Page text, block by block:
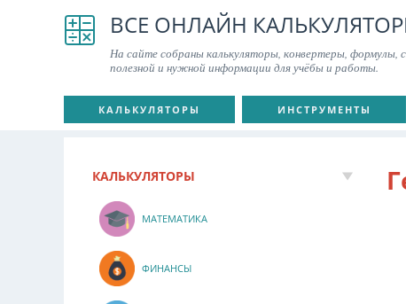
ВСЕ ОНЛАЙН
На сайте собраны калькуляторы, конвертеры, формулы,
полезной и нужной информации для учёбы и работы.
КАЛЬКУЛЯТОРЫ ИНСТРУМЕНТЫ
КАЛЬКУЛЯТОРЫ
МАТЕМАТИКА
ФИНАНСЫ